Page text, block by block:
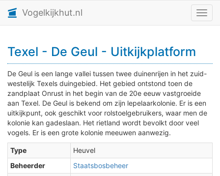
Vogelkijkhut.nl
Texel - De Geul - Uitkijkplatform
De Geul is een lange vallei tussen twee duinenrijen in het zuid-
westelijk Texels duingebied. Het gebied ontstond toen de
zandplaat Onrust in het begin van de 20e eeuw vastgroeide
aan Texel. De Geul is bekend om zijn lepelaarkolonie. Er is een
uitkijkpunt, ook geschikt voor rolstoelgebruikers, waar men de
kolonie kan gadeslaan. Het rietland wordt bevolkt door veel
vogels. Er is een grote kolonie meeuwen aanwezig.
Type
Heuvel
Beheerder
Staatsbosbeheer